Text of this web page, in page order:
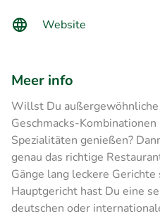
Website
Meer info
Willst Du
Geschmacks-
Spezialitäten genießen?
genau das richtige
Gänge lang leckere Gerichte
Hauptgericht hast Du eine
deutschen oder